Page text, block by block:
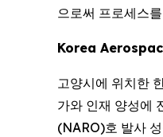
으로써 프로세스
Korea
고양시에 위치한
가와 인재 양성에
(NARO)호 발사